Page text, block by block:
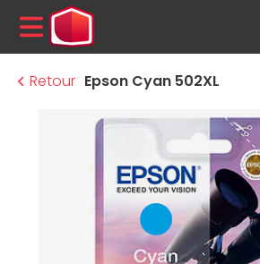
MENU
Retour Epson Cyan 502XL